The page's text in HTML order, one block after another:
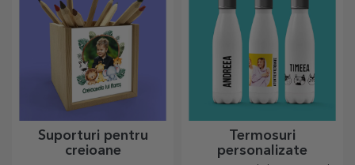
Suporturi pentru
creioane
Termosuri
personalizate